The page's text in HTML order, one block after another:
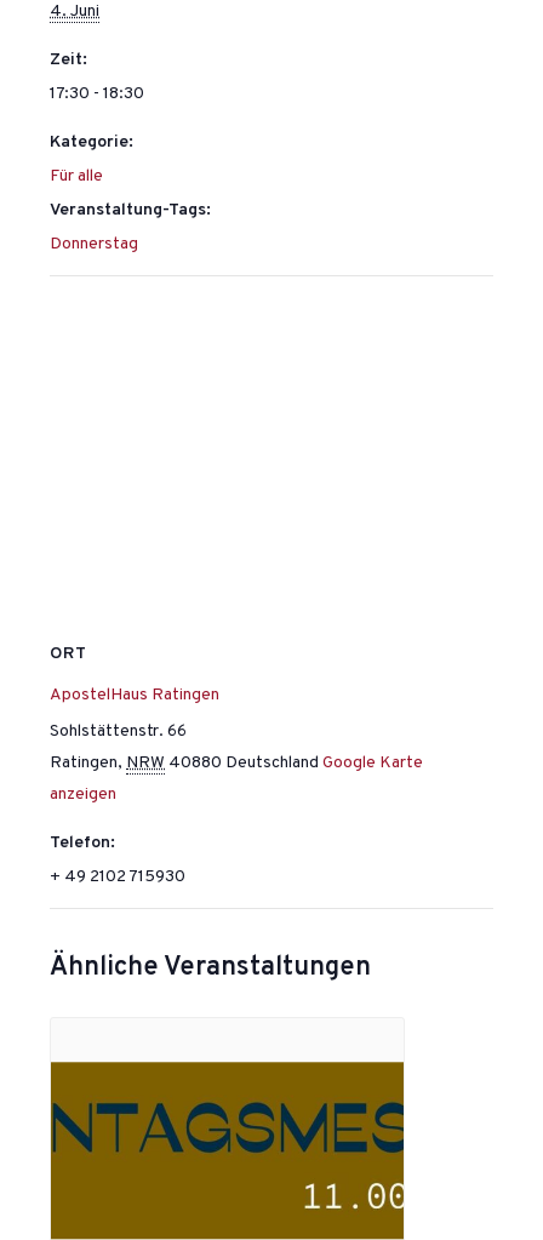
4. Juni
Zeit:
17:30 - 18:30
Kategorie:
Für alle
Veranstaltung-Tags:
Donnerstag
ORT
ApostelHaus Ratingen
Sohlstättenstr. 66
Ratingen, NRW 40880 Deutschland Google Karte
anzeigen
Telefon:
+ 49 2102 715930
Ähnliche Veranstaltungen